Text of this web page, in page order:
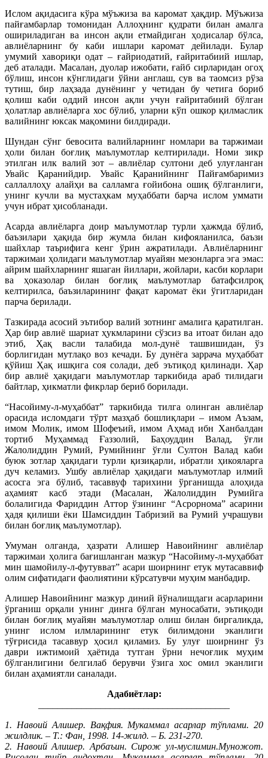
Ислом ақидасига кўра мўъжиза ва каромат ҳақдир. Мўъжиза
пайғамбарлар томонидан Аллоҳнинг қудрати билан амалга
ошириладиган ва инсон ақли етмайдиган ҳодисалар бўлса,
авлиёларнинг бу каби ишлари каромат дейилади. Булар
умумий хавориқи одат – ғайриодатий, ғайритабиий ишлар,
деб аталади. Масалан, дуолар ижобати, ғайб сирларидан огоҳ
бўлиш, инсон кўнглидаги ўйни англаш, сув ва таомсиз рўза
тутиш, бир лаҳзада дунёнинг у четидан бу четига бориб
қолиш каби оддий инсон ақли учун ғайритабиий бўлган
ҳолатлар авлиёларга хос бўлиб, уларни кўп ошкор қилмаслик
валийнинг юксак мақомини билдиради.
Шундан сўнг бевосита валийларнинг номлари ва таржимаи
ҳоли билан боғлиқ маълумотлар келтирилади. Номи зикр
этилган илк валий зот – авлиёлар султони деб улуғланган
Увайс Қаранийдир. Увайс Қаранийнинг Пайғамбаримиз
саллаллоҳу алайҳи ва салламга ғойибона ошиқ бўлганлиги,
унинг кучли ва мустаҳкам муҳаббати барча ислом уммати
учун ибрат ҳисобланади.
Асарда авлиёларга доир маълумотлар турли ҳажмда бўлиб,
баъзилари ҳақида бир жумла билан кифояланилса, баъзи
шайхлар таърифига кенг ўрин ажратилади. Авлиёларнинг
таржимаи ҳолидаги маълумотлар муайян мезонларга эга эмас:
айрим шайхларнинг яшаган йиллари, жойлари, касби корлари
ва ҳоказолар билан боғлиқ маълумотлар батафсилроқ
келтирилса, баъзиларининг фақат каромат ёки ўгитларидан
парча берилади.
Тазкирада асосий эътибор валий зотнинг амалига қаратилган.
Ҳар бир авлиё шариат ҳукмларини сўзсиз ва итоат билан адо
этиб, Ҳақ васли талабида мол-дунё ташвишидан, ўз
борлигидан мутлақо воз кечади. Бу дунёга заррача муҳаббат
қўйиш Ҳақ ишқига соя солади, деб эътиқод қилинади. Ҳар
бир авлиё ҳақидаги маълумотлар таркибида араб тилидаги
байтлар, ҳикматли фикрлар бериб борилади.
“Насойиму-л-муҳаббат” таркибида тилга олинган авлиёлар
орасида исломдаги тўрт мазҳаб бошлиқлари – имом Аъзам,
имом Молик, имом Шофеъий, имом Аҳмад ибн Ханбалдан
тортиб Муҳаммад Ғаззолий, Баҳоуддин Валад, ўғли
Жалолиддин Румий, Румийнинг ўғли Султон Валад каби
буюк зотлар ҳақидаги турли қизиқарли, ибратли ҳикояларга
дуч келамиз. Ушбу авлиёлар ҳақидаги маълумотлар илмий
асосга эга бўлиб, тасаввуф тарихини ўрганишда алоҳида
аҳамият касб этади (Масалан, Жалолиддин Румийга
болалигида Фариддин Аттор ўзининг “Асрорнома” асарини
ҳадя қилиши ёки Шамсиддин Табризий ва Румий учрашуви
билан боғлиқ маълумотлар).
Умуман олганда, ҳазрати Алишер Навоийнинг авлиёлар
таржимаи ҳолига бағишланган мазкур “Насойиму-л-муҳаббат
мин шамойилу-л-футувват” асари шоирнинг етук мутасаввиф
олим сифатидаги фаолиятини кўрсатувчи муҳим манбадир.
Алишер Навоийнинг мазкур диний йўналишдаги асарларини
ўрганиш орқали унинг динга бўлган муносабати, эътиқоди
билан боғлиқ муайян маълумотлар олиш билан биргаликда,
унинг ислом илмларининг етук билимдони эканлиги
тўғрисида тасаввур ҳосил қиламиз. Бу улуғ шоирнинг ўз
даври ижтимоий ҳаётида тутган ўрни нечоғлик муҳим
бўлганлигини белгилаб берувчи ўзига хос омил эканлиги
билан аҳамиятли саналади.
Адабиётлар:
1. Навоий Алишер. Вақфия. Мукаммал асарлар тўплами. 20
жилдлик. – Т.: Фан, 1998. 14-жилд. – Б. 231-270.
2. Навоий Алишер. Арбаъин. Сирож ул-муслимин.Муножот.